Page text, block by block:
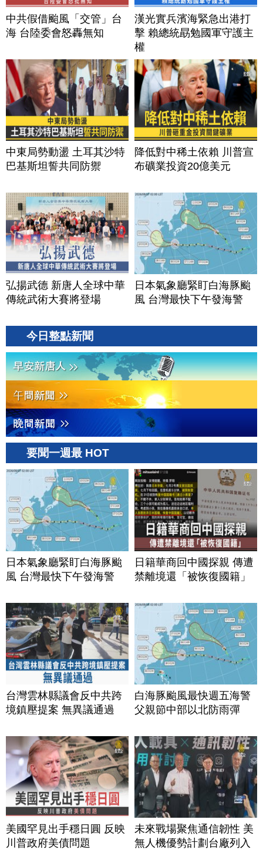
中共假借颱風「交管」台
海 台陸委會怒轟無知
漢光實兵濱海緊急出港打
擊 賴總統勗勉國軍守護主
權
中東局勢動盪 土耳其沙特
巴基斯坦誓共同防禦
降低對中稀土依賴 川普宣
布礦業投資20億美元
弘揚武德 新唐人全球中華
傳統武術大賽將登場
日本氣象廳緊盯白海豚颱
風 台灣最快下午發海警
今日整點新聞
要聞一週最 HOT
日本氣象廳緊盯白海豚颱
風 台灣最快下午發海警
日籍華商回中國探親 傳遭
禁離境還「被恢復國籍」
台灣雲林縣議會反中共跨
境鎮壓提案 無異議通過
白海豚颱風最快週五海警
父親節中部以北防雨彈
美國罕見出手穩日圓 反映
川普政府美債問題
未來戰場聚焦通信韌性 美
無人機優勢計劃台廠列入